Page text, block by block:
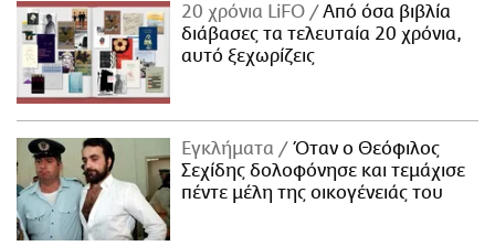
20 χρόνια LiFO
Από όσα βιβλία
διάβασες τα τελευταία 20 χρόνια,
αυτό ξεχωρίζεις
Εγκλήματα
Όταν ο Θεόφιλος
Σεχίδης δολοφόνησε και τεμάχισε
πέντε μέλη της οικογένειάς του